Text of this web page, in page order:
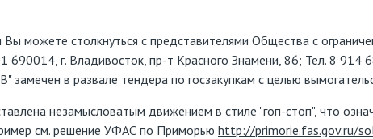
можете столкнуться с представителями Общества с
г. Владивосток, пр-т Красного Знамени, 86; Тел. 8 914
в развале тендера по госзакупкам с целью
незамысловатым движением в стиле "гоп-стоп", что
см. решение УФАС по Приморью http://primorie.fas.gov.ru/